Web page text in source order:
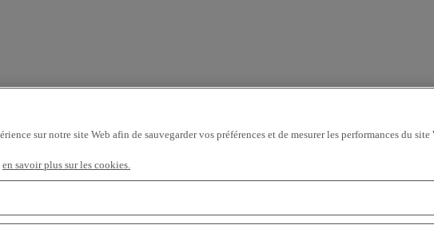
sur notre site Web afin de sauvegarder vos préférences et de mesurer les performances du
en savoir plus sur les cookies.